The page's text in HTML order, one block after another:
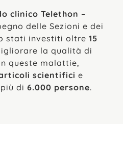
clinico Telethon –
delle Sezioni e dei
stati investiti oltre 15
la qualità di
queste malattie,
scientifici e
di 6.000 persone.